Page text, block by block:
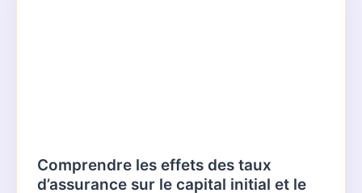
Comprendre les effets des taux
d’assurance sur le capital initial et le